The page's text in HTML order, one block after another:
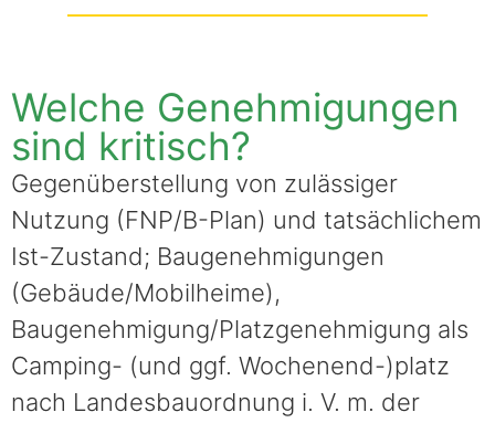
Welche Genehmigungen
sind kritisch?
Gegenüberstellung von zulässiger
Nutzung (FNP/B-Plan) und tatsächlichem
Ist-Zustand; Baugenehmigungen
(Gebäude/Mobilheime),
Baugenehmigung/Platzgenehmigung als
Camping- (und ggf. Wochenend-)platz
nach Landesbauordnung i. V. m. der